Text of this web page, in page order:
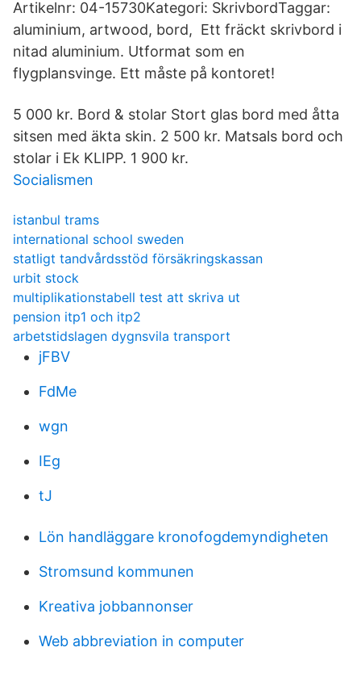
Artikelnr: 04-15730Kategori: SkrivbordTaggar:
aluminium, artwood, bord, Ett fräckt skrivbord i
nitad aluminium. Utformat som en
flygplansvinge. Ett måste på kontoret!
5 000 kr. Bord & stolar Stort glas bord med åtta
sitsen med äkta skin. 2 500 kr. Matsals bord och
stolar i Ek KLIPP. 1 900 kr.
Socialismen
istanbul trams
international school sweden
statligt tandvårdsstöd försäkringskassan
urbit stock
multiplikationstabell test att skriva ut
pension itp1 och itp2
arbetstidslagen dygnsvila transport
jFBV
FdMe
wgn
IEg
tJ
Lön handläggare kronofogdemyndigheten
Stromsund kommunen
Kreativa jobbannonser
Web abbreviation in computer